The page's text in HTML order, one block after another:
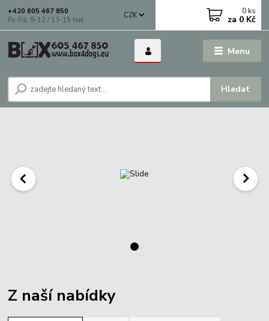
Menu
CZK
Hledat
+420 605 467 850
Po-Pá: 9-12 / 13-15 hod.
0 ks
za 0 Kč
Z naší nabídky